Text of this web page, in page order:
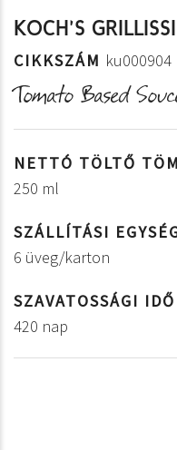
KOCH'S
CIKKSZÁM ku000904
Tomato Based
NETTÓ TÖLTŐ
250 ml
SZÁLLÍTÁSI
6 üveg/karton
SZAVATOSSÁGI IDŐ
420 nap